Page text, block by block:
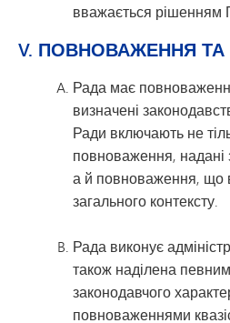
вважається рішенням
V. ПОВНОВАЖЕННЯ ТА
Рада має
визначені
Ради включають не
повноваження,
а й повноваження, що
загального контексту.
Рада виконує
також наділена
законодавчого
повноваженнями